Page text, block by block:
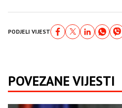
PODJELI VIJEST
POVEZANE VIJESTI